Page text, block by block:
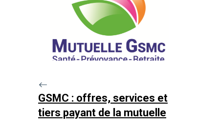
GSMC : offres, services et
tiers payant de la mutuelle